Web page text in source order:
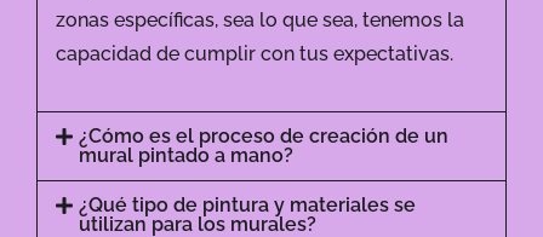
zonas específicas, sea lo que sea, tenemos la
capacidad de cumplir con tus expectativas.
¿Cómo es el proceso de creación de un
mural pintado a mano?
¿Qué tipo de pintura y materiales se
utilizan para los murales?